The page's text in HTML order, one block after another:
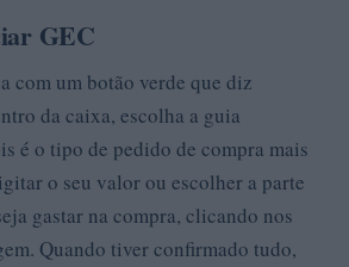
GEC
com um botão verde que diz
da caixa, escolha a guia
é o tipo de pedido de compra mais
o seu valor ou escolher a parte
gastar na compra, clicando nos
Quando tiver confirmado tudo,